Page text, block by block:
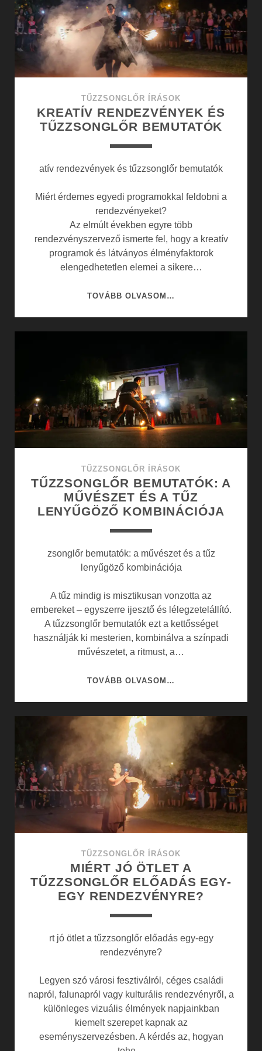
TŰZZSONGLŐR ÍRÁSOK
KREATÍV RENDEZVÉNYEK ÉS
TŰZZSONGLŐR BEMUTATÓK
atív rendezvények és tűzzsonglőr bemutatók
Miért érdemes egyedi programokkal feldobni a
rendezvényeket?
Az elmúlt években egyre több
rendezvényszervező ismerte fel, hogy a kreatív
programok és látványos élményfaktorok
elengedhetetlen elemei a sikere…
TOVÁBB OLVASOM…
TŰZZSONGLŐR ÍRÁSOK
TŰZZSONGLŐR BEMUTATÓK: A
MŰVÉSZET ÉS A TŰZ
LENYŰGÖZŐ KOMBINÁCIÓJA
zsonglőr bemutatók: a művészet és a tűz
lenyűgöző kombinációja
A tűz mindig is misztikusan vonzotta az
embereket – egyszerre ijesztő és lélegzetelállító.
A tűzzsonglőr bemutatók ezt a kettősséget
használják ki mesterien, kombinálva a színpadi
művészetet, a ritmust, a…
TOVÁBB OLVASOM…
TŰZ
LENYŰGÖZŐ
KOMBINÁCIÓJA
TŰZZSONGLŐR ÍRÁSOK
MIÉRT JÓ ÖTLET A
TŰZZSONGLŐR ELŐADÁS EGY-
EGY RENDEZVÉNYRE?
rt jó ötlet a tűzzsonglőr előadás egy-egy
rendezvényre?
Legyen szó városi fesztiválról, céges családi
napról, falunapról vagy kulturális rendezvényről, a
különleges vizuális élmények napjainkban
kiemelt szerepet kapnak az
eseményszervezésben. A kérdés az, hogyan